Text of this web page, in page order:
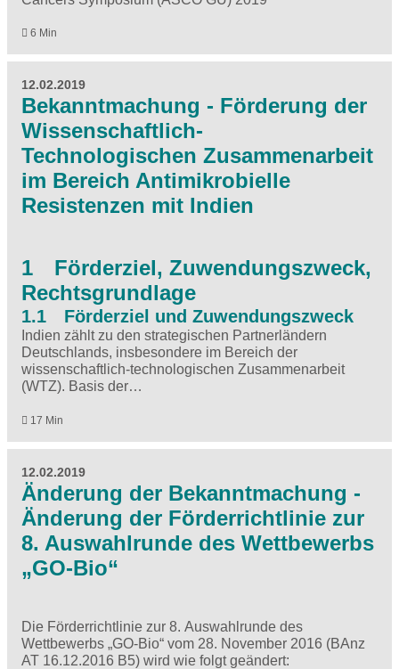
6 Min
12.02.2019
Bekanntmachung - Förderung der
Wissenschaftlich-
Technologischen Zusammenarbeit
im Bereich Antimikrobielle
Resistenzen mit Indien
1 Förderziel, Zuwendungszweck,
Rechtsgrundlage
1.1 Förderziel und Zuwendungszweck
Indien zählt zu den strategischen Partnerländern
Deutschlands, insbesondere im Bereich der
wissenschaftlich-technologischen Zusammenarbeit
(WTZ). Basis der…
17 Min
12.02.2019
Änderung der Bekanntmachung -
Änderung der Förderrichtlinie zur
8. Auswahlrunde des Wettbewerbs
„GO-Bio“
Die Förderrichtlinie zur 8. Auswahlrunde des
Wettbewerbs „GO-Bio“ vom 28. November 2016 (BAnz
AT 16.12.2016 B5) wird wie folgt geändert: